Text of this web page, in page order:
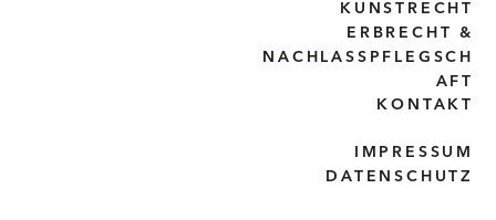
KUNSTRECHT
ERBRECHT &
NACHLASSPFLEGSCH
AFT
KONTAKT
IMPRESSUM
DATENSCHUTZ